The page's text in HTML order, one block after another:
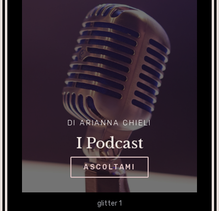
DI ARIANNA CHIELI
I Podcast
ASCOLTAMI
glitter 1